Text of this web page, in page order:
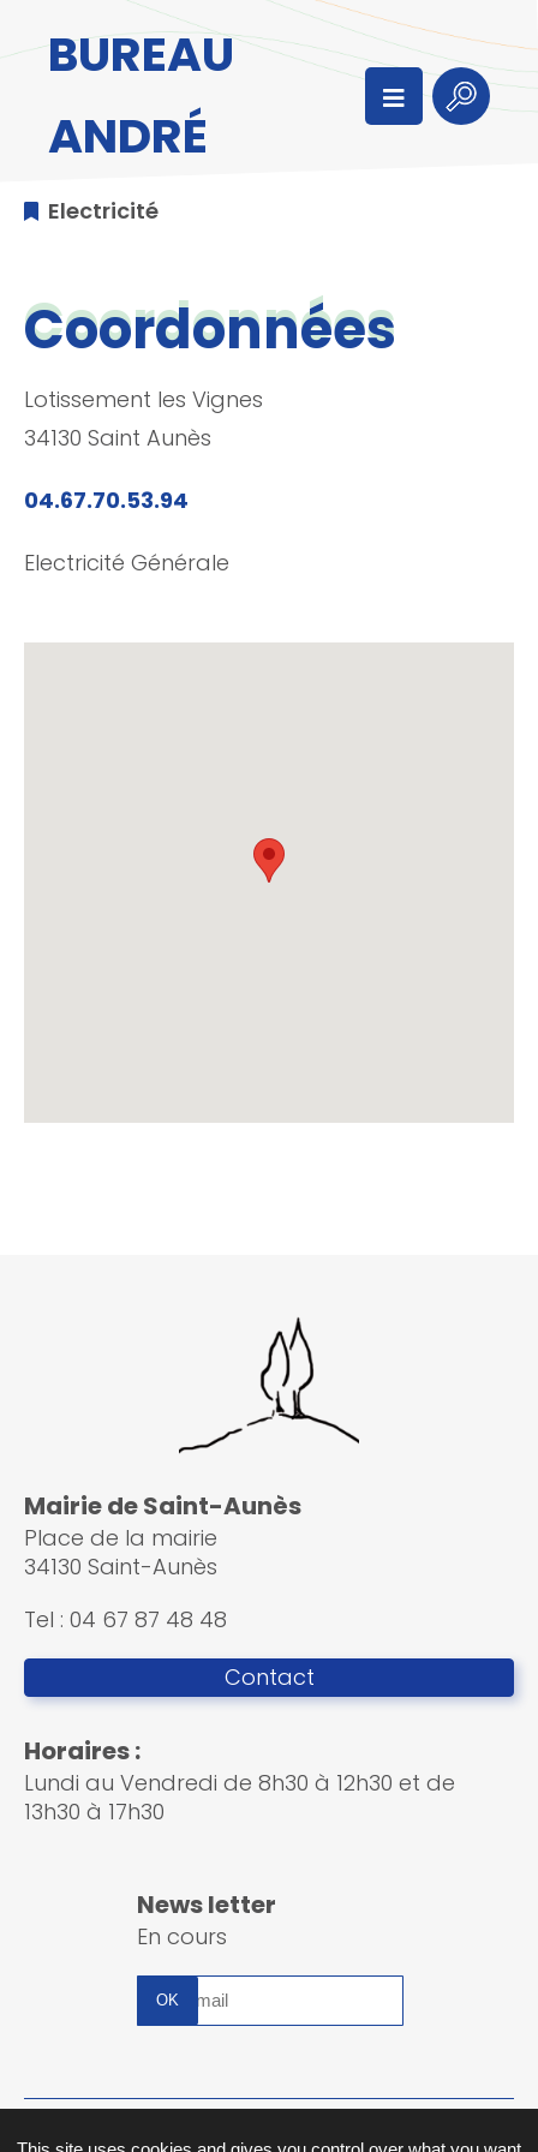
Aller à la recherche
BUREAU
ANDRÉ
Menu
Electricité
Coordonnées
Lotissement les Vignes
34130 Saint Aunès
04.67.70.53.94
Electricité Générale
Mairie de Saint-Aunès
Place de la mairie
34130 Saint-Aunès
Tel : 04 67 87 48 48
Contact
Horaires :
Lundi au Vendredi de 8h30 à 12h30 et de
13h30 à 17h30
News letter
En cours
Inscription